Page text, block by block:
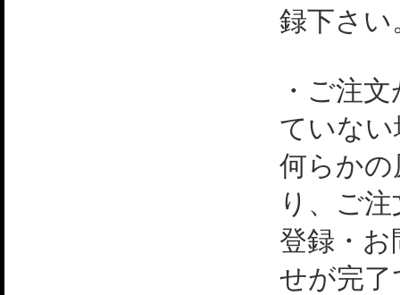
録下さい
・ご注
ていない
何らか
り、ご
登録・
せが完